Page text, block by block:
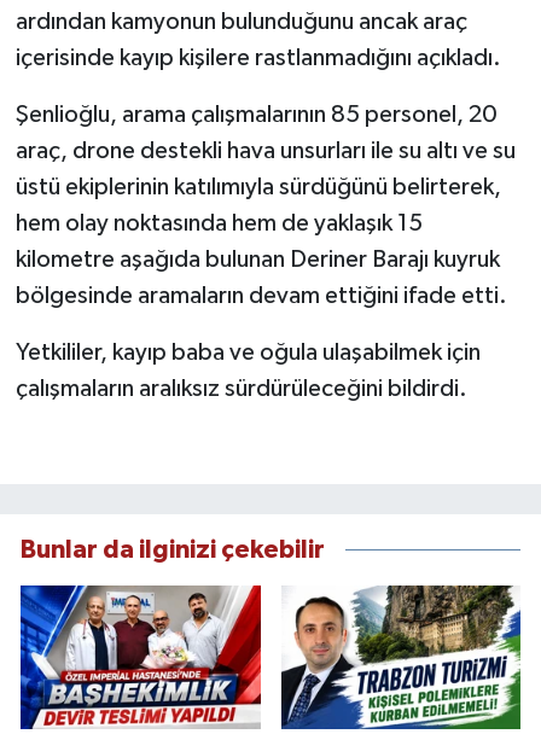
ardından kamyonun bulunduğunu ancak araç
içerisinde kayıp kişilere rastlanmadığını açıkladı.
Şenlioğlu, arama çalışmalarının 85 personel, 20
araç, drone destekli hava unsurları ile su altı ve su
üstü ekiplerinin katılımıyla sürdüğünü belirterek,
hem olay noktasında hem de yaklaşık 15
kilometre aşağıda bulunan Deriner Barajı kuyruk
bölgesinde aramaların devam ettiğini ifade etti.
Yetkililer, kayıp baba ve oğula ulaşabilmek için
çalışmaların aralıksız sürdürüleceğini bildirdi.
Bunlar da ilginizi çekebilir